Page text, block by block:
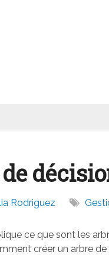
Rodriguez
ce que sont les
créer un arbre